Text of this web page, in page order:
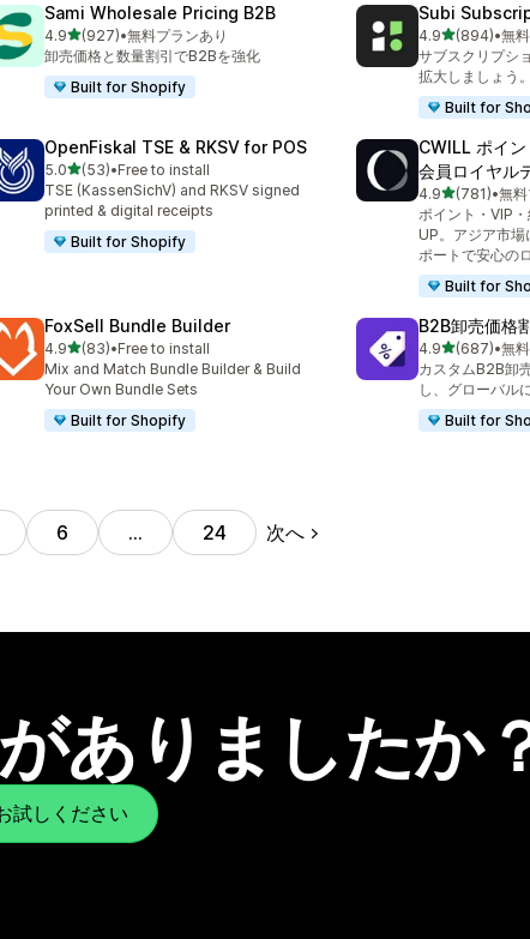
Sami Wholesale Pricing B2B
4.95つ星中
(927)
合計レビュー数：927件
•無料プランあり
卸売価格と数量割引でB2Bを強化
Built for Shopify
Subi
4.95つ星中
(894)
合計レビュー数
•無
サブスクリプシ
拡大しましょう。
Built for
OpenFiskal TSE & RKSV for POS
5.05つ星中
(53)
合計レビュー数：53件
•Free to install
TSE (KassenSichV) and RKSV signed
printed & digital receipts
Built for Shopify
CWILL ポイン
会員ロイヤル
4.95つ星中
(781)
合計レビュー数
•無料
ポイント・VIP
UP。アジア市
ポートで安心の
Built for
FoxSell Bundle Builder
4.95つ星中
(83)
合計レビュー数：83件
•Free to install
Mix and Match Bundle Builder & Build
Your Own Bundle Sets
Built for Shopify
B2B卸売価格
4.95つ星中
(687)
合計レビュー数
•無
カスタムB2B卸
し、グローバル
Built for
6 … 24 次へ
ありましたか
試しください